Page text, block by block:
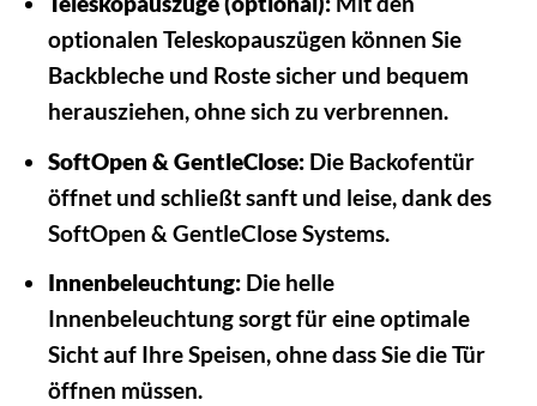
optionalen Teleskopauszügen können Sie
Backbleche und Roste sicher und bequem
herausziehen, ohne sich zu verbrennen.
SoftOpen & GentleClose:Die Backofentür
öffnet und schließt sanft und leise, dank des
SoftOpen & GentleClose Systems.
Innenbeleuchtung:Die helle
Innenbeleuchtung sorgt für eine optimale
Sicht auf Ihre Speisen, ohne dass Sie die Tür
öffnen müssen.